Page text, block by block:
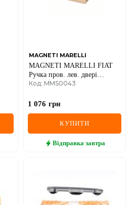
MAGNETI MARELLI
MAGNETI MARELLI FIAT
Ручка пров. лев. двері
зовнішня Brava -01
Код: MMS0043
1 076 грн
КУПИТИ
Відправка завтра